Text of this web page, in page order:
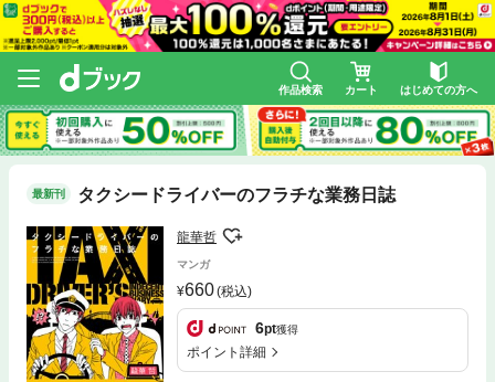
作品検索 カート はじめての方へ
最新刊 タクシードライバーのフラチな業務日誌
龍華哲
マンガ
660(税込)
6pt獲得
ポイント詳細